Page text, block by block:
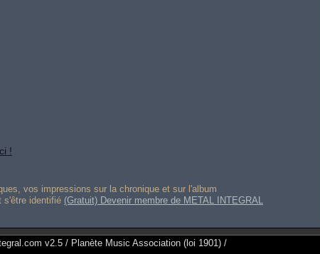
!
vos impressions sur la chronique et sur l'album
s'être identifié (Gratuit) Devenir membre de METAL INTEGRAL
v2.5 / Planète Music Association (loi 1901) /